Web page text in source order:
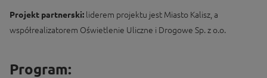
Projekt partnerski: liderem projektu jest Miasto Kalisz, a
współrealizatorem Oświetlenie Uliczne i Drogowe Sp. z o.o.
Program: